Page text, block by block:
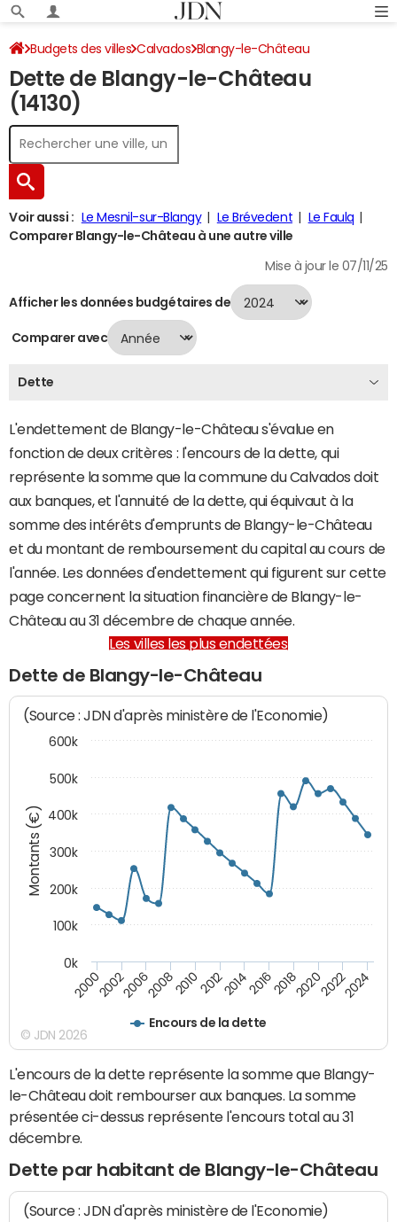
Budgets des villes Calvados Blangy-le-Château
Dette au 31/12/2024
Dette de Blangy-le-Château
(14130)
Voir aussi : Le Mesnil-sur-Blangy Le Brévedent
Le Faulq
Comparer Blangy-le-Château à une autre ville
Mise à jour le 07/11/25
Afficher les données budgétaires de
Comparer avec
Dette
L'endettement de Blangy-le-Château s'évalue en
fonction de deux critères : l'encours de la dette, qui
représente la somme que la commune du Calvados doit
aux banques, et l'annuité de la dette, qui équivaut à la
somme des intérêts d'emprunts de Blangy-le-Château
et du montant de remboursement du capital au cours de
l'année. Les données d'endettement qui figurent sur cette
page concernent la situation financière de Blangy-le-
Château au 31 décembre de chaque année.
Les villes les plus endettées
Dette de Blangy-le-Château
Montants (€)
(Source : JDN d'après ministère de l'Economie)
Encours de la dette
200020022006200820102012201420162018202020222024
0k
100k
200k
300k
400k
500k
600k
© JDN 2026
L'encours de la dette représente la somme que Blangy-
le-Château doit rembourser aux banques. La somme
présentée ci-dessus représente l'encours total au 31
décembre.
Dette par habitant de Blangy-le-Château
(Source : JDN d'après ministère de l'Economie)